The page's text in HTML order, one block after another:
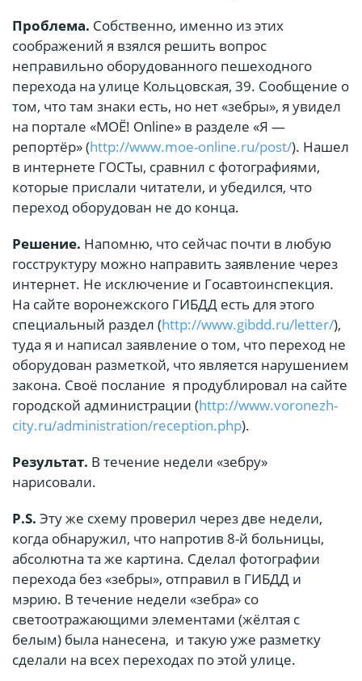
Проблема. Собственно, именно из этих
соображений я взялся решить вопрос
неправильно оборудованного пешеходного
перехода на улице Кольцовская, 39. Сообщение о
том, что там знаки есть, но нет «зебры», я увидел
на портале «МОЁ! Online» в разделе «Я —
репортёр» (http://www.moe-online.ru/post/). Нашел
в интернете ГОСТы, сравнил с фотографиями,
которые прислали читатели, и убедился, что
переход оборудован не до конца.
Решение. Напомню, что сейчас почти в любую
госструктуру можно направить заявление через
интернет. Не исключение и Госавтоинспекция.
На сайте воронежского ГИБДД есть для этого
специальный раздел (http://www.gibdd.ru/letter/),
туда я и написал заявление о том, что переход не
оборудован разметкой, что является нарушением
закона. Своё послание я продублировал на сайте
городской администрации (http://www.voronezh-
city.ru/administration/reception.php).
Результат. В течение недели «зебру»
нарисовали.
P.S. Эту же схему проверил через две недели,
когда обнаружил, что напротив 8-й больницы,
абсолютна та же картина. Сделал фотографии
перехода без «зебры», отправил в ГИБДД и
мэрию. В течение недели «зебра» со
светоотражающими элементами (жёлтая с
белым) была нанесена, и такую уже разметку
сделали на всех переходах по этой улице.